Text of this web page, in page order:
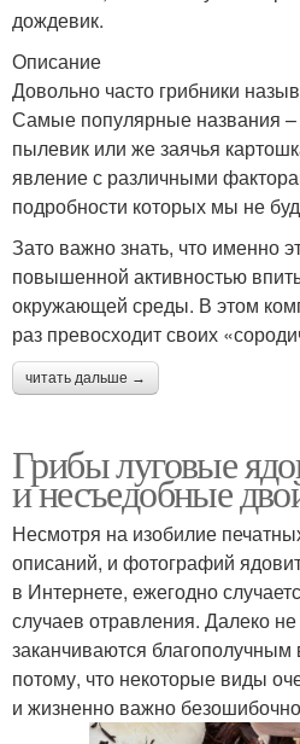
дождевик.
Описание
Довольно часто грибники
Самые популярные названия –
пылевик или же заячья
явление с различными
подробности которых мы не
Зато важно знать, что именно
повышенной активностью
окружающей среды. В этом
раз превосходит своих
читать дальше →
Грибы луговые
и несъедобные
Несмотря на изобилие
описаний, и фотографий
в Интернете, ежегодно
случаев отравления. Далеко
заканчиваются
потому, что некоторые виды
и жизненно важно